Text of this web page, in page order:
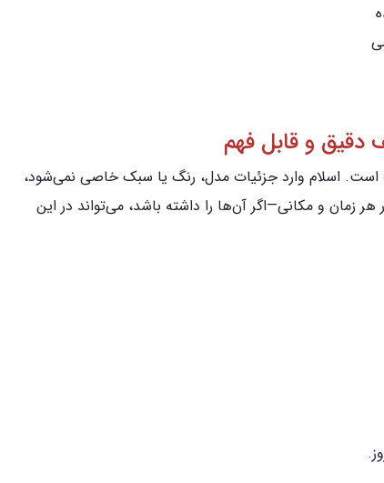
و قابل فهم
است. اسلام وارد جزئیات مدل، رنگ یا سبک خاصی نمی‌شود،
و مکانی—اگر آن‌ها را داشته باشد، می‌تواند در این